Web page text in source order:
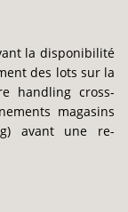
la disponibilité
des lots sur la
handling cross-
magasins
avant une re-